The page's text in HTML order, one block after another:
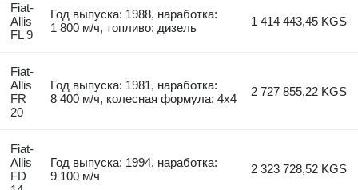
Fiat-
Allis
FL 9
Год выпуска: 1988, наработка:
1 800 м/ч, топливо: дизель
1 414 443,45 KGS
Fiat-
Allis
FR
20
Год выпуска: 1981, наработка:
8 400 м/ч, колесная формула: 4x4
2 727 855,22 KGS
Fiat-
Allis
FD
Год выпуска: 1994, наработка:
9 100 м/ч
2 323 728,52 KGS